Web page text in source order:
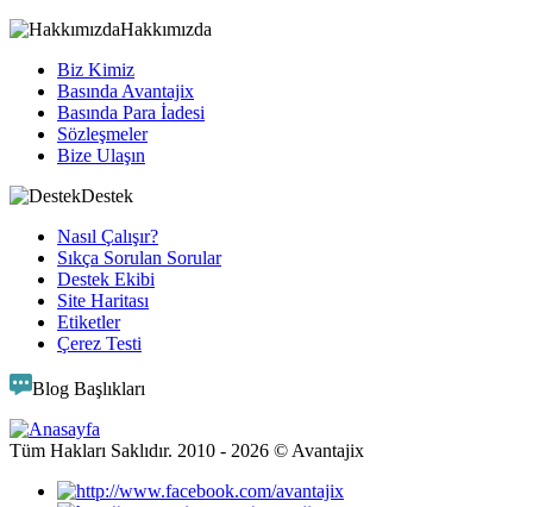
Hakkımızda
Biz Kimiz
Basında Avantajix
Basında Para İadesi
Sözleşmeler
Bize Ulaşın
Destek
Nasıl Çalışır?
Sıkça Sorulan Sorular
Destek Ekibi
Site Haritası
Etiketler
Çerez Testi
Blog Başlıkları
Tüm Hakları Saklıdır. 2010 - 2026 © Avantajix